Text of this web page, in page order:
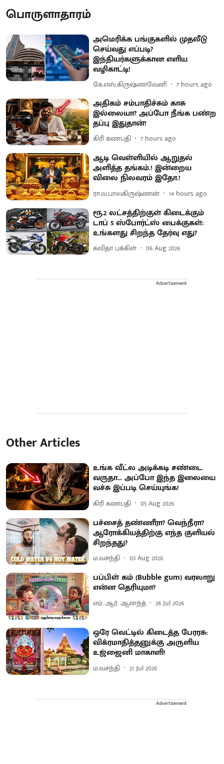
பொருளாதாரம்
அமெரிக்க பங்குகளில் முதலீடு
செய்வது எப்படி?
இந்தியர்களுக்கான எளிய
வழிகாட்டி!
கே.எஸ்.கிருஷ்ணவேனி 7 hours ago
அதிகம் சம்பாதிச்சும் காசு
இல்லையா? அப்போ நீங்க பண்ற
தப்பு இதுதான்!
கிரி கணபதி 7 hours ago
ஆடி வெள்ளியில் ஆறுதல்
அளித்த தங்கம்.! இன்றைய
விலை நிலவரம் இதோ.!
ரா.வ.பாலகிருஷ்ணன் 14 hours ago
ரூ.2 லட்சத்திற்குள் கிடைக்கும்
டாப் 5 ஸ்போர்ட்ஸ் பைக்குகள்:
உங்களது சிறந்த தேர்வு எது?
கவிதா பக்கிள் 06 Aug 2026
Advertisement
Other Articles
உங்க வீட்ல அடிக்கடி சண்டை
வருதா... அப்போ இந்த இலையை
வச்சு இப்படி செய்யுங்க!
கிரி கணபதி 05 Aug 2026
பச்சைத் தண்ணீரா? வெந்நீரா?
ஆரோக்கியத்திற்கு எந்த குளியல்
சிறந்தது?
ம.வசந்தி 03 Aug 2026
பப்பிள் கம் (Bubble gum) வரலாறு
என்ன தெரியுமா?
எம். ஆர். ஆனந்த் 26 Jul 2026
ஒரே வெட்டில் கிடைத்த பேரரசு:
விக்ரமாதித்தனுக்கு அருளிய
உஜ்ஜைனி மாகாளி!
ம.வசந்தி 21 Jul 2026
Advertisement